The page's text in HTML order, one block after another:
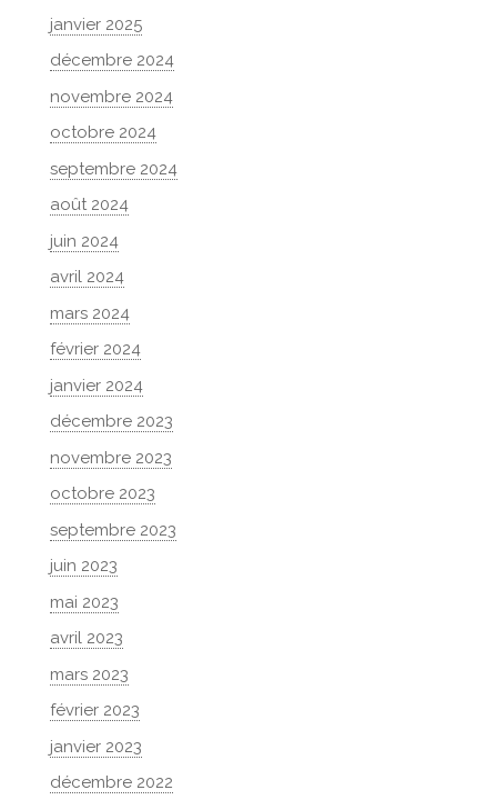
janvier 2025
décembre 2024
novembre 2024
octobre 2024
septembre 2024
août 2024
juin 2024
avril 2024
mars 2024
février 2024
janvier 2024
décembre 2023
novembre 2023
octobre 2023
septembre 2023
juin 2023
mai 2023
avril 2023
mars 2023
février 2023
janvier 2023
décembre 2022